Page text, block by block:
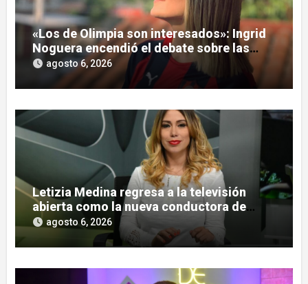
«Los de Olimpia son interesados»: Ingrid
Noguera encendió el debate sobre las
hinchadas
agosto 6, 2026
Letizia Medina regresa a la televisión
abierta como la nueva conductora de
«Pulso Urbano»
agosto 6, 2026